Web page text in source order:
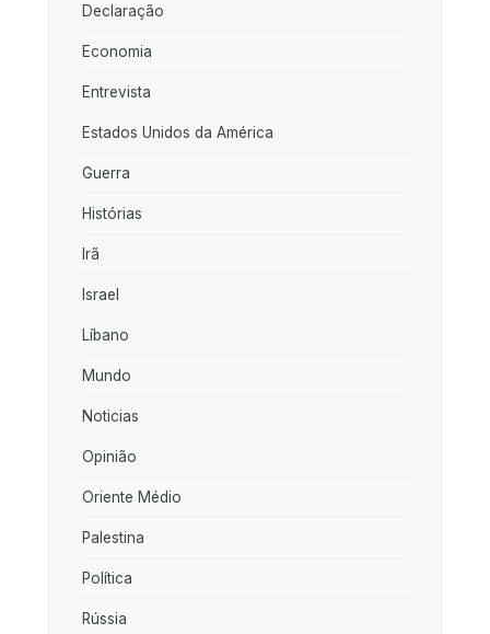
Declaração
Economia
Entrevista
Estados Unidos da América
Guerra
Histórias
Irã
Israel
Líbano
Mundo
Noticias
Opinião
Oriente Médio
Palestina
Política
Rússia